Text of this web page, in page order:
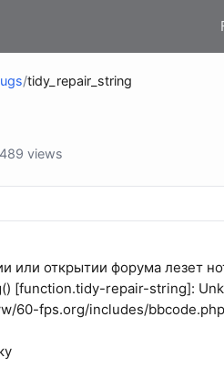
/tidy_repair_string
views
или открытии форума лезет
[function.tidy-repair-string]:
60-fps.org/includes/